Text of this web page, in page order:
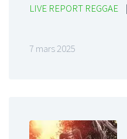
LIVE REPORT REGGAE |
7 mars 2025